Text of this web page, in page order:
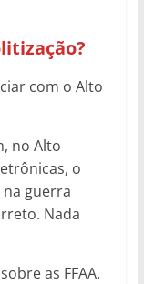
com o Alto
no Alto
o
guerra
Nada
as FFAA.